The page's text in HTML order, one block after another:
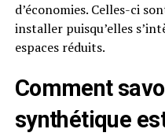
d’économies. Celles-ci
installer puisqu’elles
espaces réduits.
Comment
synthétique